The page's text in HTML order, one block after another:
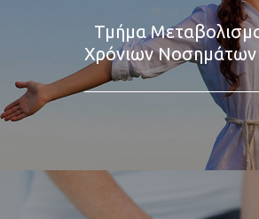
Τμήμα
Χρόνιων Νοσημάτων